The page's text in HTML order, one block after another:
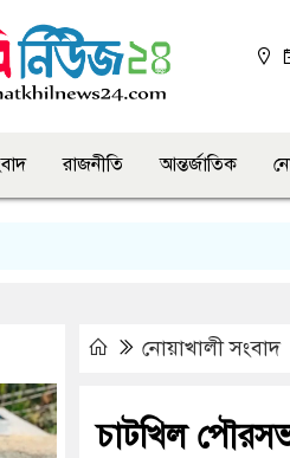
রাজনীতি আন্তর্জাতিক
নোয়াখালী সংবাদ
চাটখিল